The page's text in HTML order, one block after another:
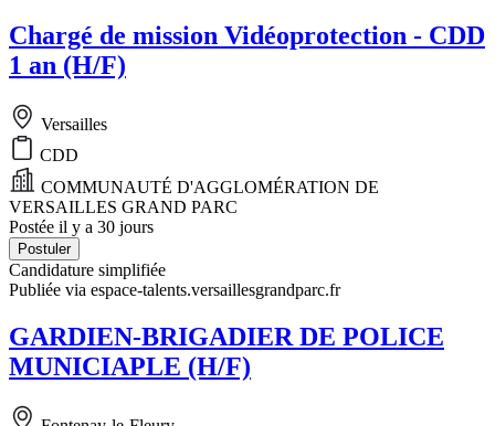
Chargé de mission Vidéoprotection - CDD
1 an (H/F)
Versailles
CDD
COMMUNAUTÉ D'AGGLOMÉRATION DE
VERSAILLES GRAND PARC
Postée il y a 30 jours
Postuler
Candidature simplifiée
Publiée via espace-talents.versaillesgrandparc.fr
GARDIEN-BRIGADIER DE POLICE
MUNICIAPLE (H/F)